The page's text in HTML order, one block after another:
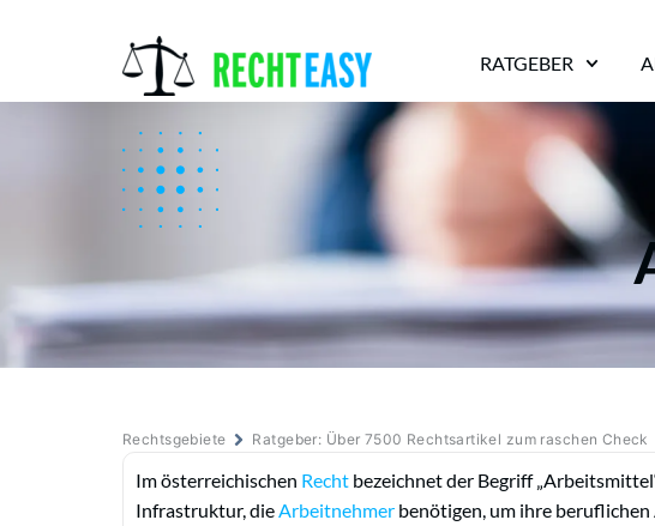
RATGEBER
Rechtsgebiete Ratgeber: Über 7500 Rechtsartikel zum raschen Check
Im österreichischen Recht bezeichnet der Begriff
Infrastruktur, die Arbeitnehmer benötigen, um ihre
Alle Anwälte